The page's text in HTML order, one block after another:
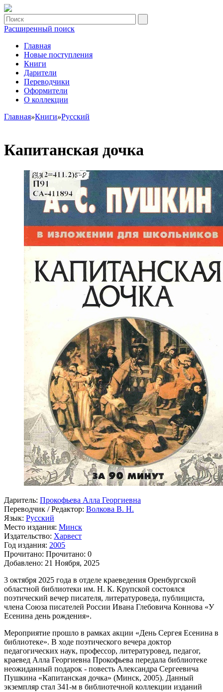
Расширенный поиск
Главная
Новые поступления
Книги
Дарители
Переводчики
Оформители
О коллекции
Главная»Книги»Русский
Капитанская дочка
Даритель: Прокофьева Алла Георгиевна
Переводчик / Редактор: Волкова В. Н.
Язык: Русский
Место издания: Минск
Издательство: Харвест
Год издания: 2005
Прочитано: Прочитано: 0
Добавлено: 21 Ноября, 2025
3 октября 2025 года в отделе краеведения Оренбургской
областной библиотеки им. Н. К. Крупской состоялся
поэтический вечер писателя, литературоведа, публициста,
члена Союза писателей России Ивана Глебовича Коннова «У
Есенина день рождения».
Мероприятие прошло в рамках акции «День Сергея Есенина в
библиотеке». В ходе поэтического вечера доктор
педагогических наук, профессор, литературовед, педагог,
краевед Алла Георгиевна Прокофьева передала библиотеке
неожиданный подарок - повесть Александра Сергеевича
Пушкина «Капитанская дочка» (Минск, 2005). Данный
экземпляр стал 341-м в библиотечной коллекции изданий